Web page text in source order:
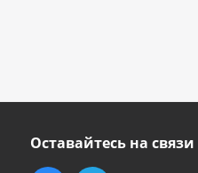
Оставайтесь на связи